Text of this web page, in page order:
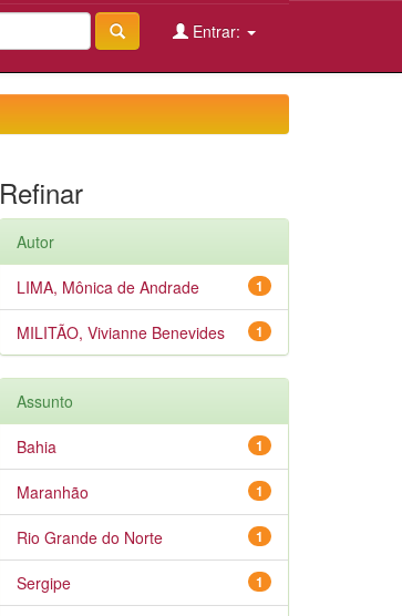
Entrar:
Refinar
Autor
1
LIMA, Mônica de Andrade
1
MILITÃO, Vivianne Benevides
Assunto
1
Bahia
1
Maranhão
1
Rio Grande do Norte
1
Sergipe